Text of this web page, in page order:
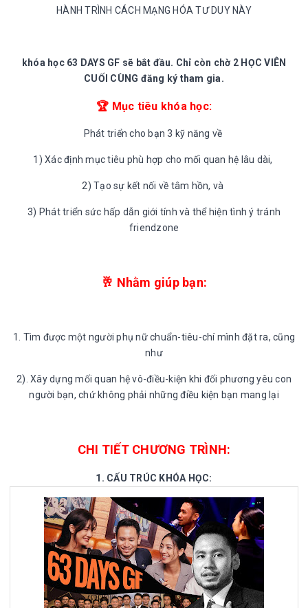
HÀNH TRÌNH CÁCH MẠNG HÓA TƯ DUY NÀY
khóa học 63 DAYS GF sẽ bắt đầu. Chỉ còn chờ 2 HỌC VIÊN
CUỐI CÙNG đăng ký tham gia.
🏆 Mục tiêu khóa học:
Phát triển cho bạn 3 kỹ năng về
1) Xác định mục tiêu phù hợp cho mối quan hệ lâu dài,
2) Tạo sự kết nối về tâm hồn, và
3) Phát triển sức hấp dẫn giới tính và thể hiện tình ý tránh
friendzone
🥂 Nhằm giúp bạn:
1. Tìm được một người phụ nữ chuẩn-tiêu-chí mình đặt ra, cũng
như
2). Xây dựng mối quan hệ vô-điều-kiện khi đối phương yêu con
người bạn, chứ không phải những điều kiện bạn mang lại
CHI TIẾT CHƯƠNG TRÌNH:
1. CẤU TRÚC KHÓA HỌC: